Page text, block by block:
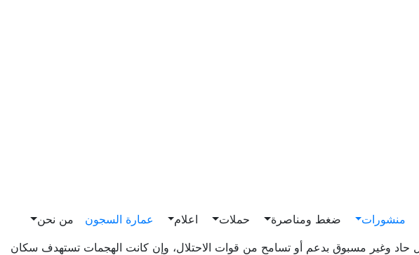
منشورات ضغط ومناصرة حملات اعلام عمارة السجون
من نحن
وغير مسبوق بدعم أو تسامح من قوات الاحتلال، وإن كانت الهجمات تستهدف سكان